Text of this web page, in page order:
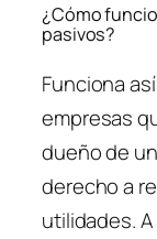
¿Cómo
pasivos?
Funciona
empresas
dueño de
derecho a
utilidades.